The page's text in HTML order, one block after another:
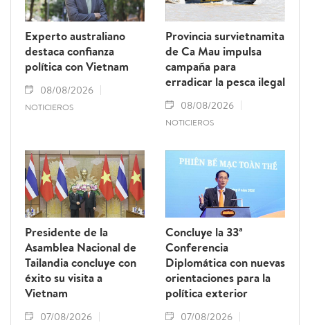
Experto australiano
destaca confianza
política con Vietnam
08/08/2026
NOTICIEROS
Provincia survietnamita
de Ca Mau impulsa
campaña para
erradicar la pesca ilegal
08/08/2026
NOTICIEROS
Presidente de la
Asamblea Nacional de
Tailandia concluye con
éxito su visita a
Vietnam
07/08/2026
Concluye la 33ª
Conferencia
Diplomática con nuevas
orientaciones para la
política exterior
07/08/2026